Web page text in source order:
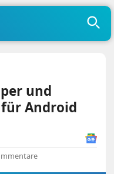
und
Android